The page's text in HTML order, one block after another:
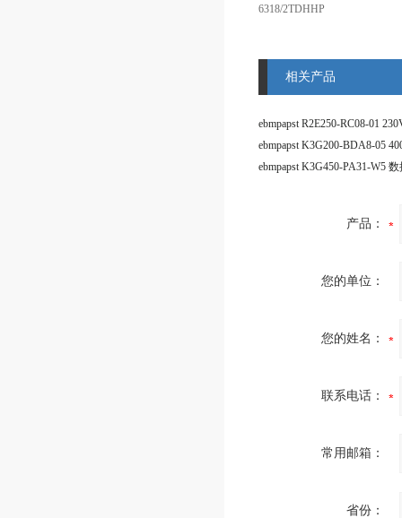
6318/2TDHHP
相关产品
产品：
您的单位：
您的姓名：
联系电话：
常用邮箱：
省份：